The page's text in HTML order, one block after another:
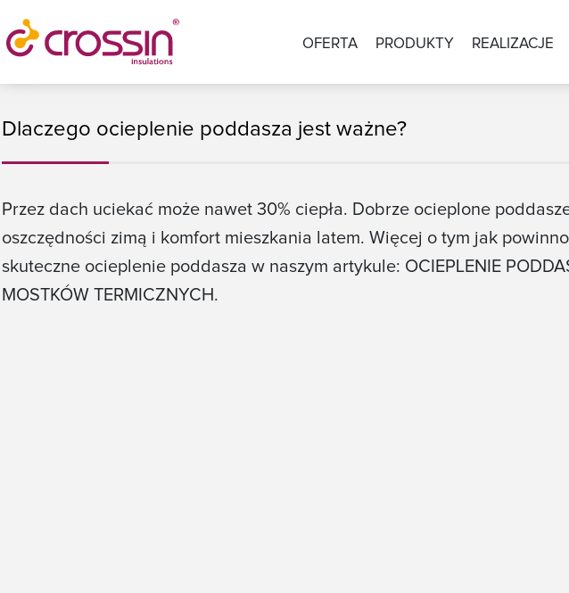
OFERTA PRODUKTY REALIZACJE
Dlaczego ocieplenie poddasza jest ważne?
Przez dach uciekać może nawet 30% ciepła. Dobrze ocieplone
oszczędności zimą i komfort mieszkania latem. Więcej o tym jak
skuteczne ocieplenie poddasza w naszym artykule: OCIEPLENIE
MOSTKÓW TERMICZNYCH.